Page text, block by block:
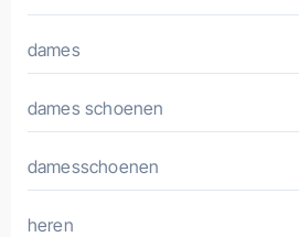
dames
dames schoenen
damesschoenen
heren